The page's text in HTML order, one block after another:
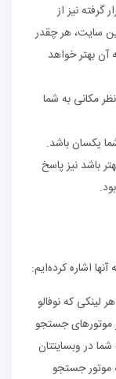
گرفته نیز از
سایت، هر چقدر
آن بهتر خواهد
مکانی به شما
یکسان باشد.
باشد نیز پاسخ
اشاره کرده‌ایم:
لینکی که نوفالو
جستجو
در وبسایتتان
موتور جستجو